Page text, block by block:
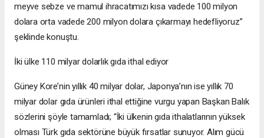
meyve sebze ve mamul ihracatımızı kısa vadede 100 milyon
dolara orta vadede 200 milyon dolara çıkarmayı hedefliyoruz”
şeklinde konuştu.
İki ülke 110 milyar dolarlık gıda ithal ediyor
Güney Kore’nin yıllık 40 milyar dolar, Japonya’nın ise yıllık 70
milyar dolar gıda ürünleri ithal ettiğine vurgu yapan Başkan Balık
sözlerini şöyle tamamladı; “İki ülkenin gıda ithalatlarının yüksek
olması Türk gıda sektörüne büyük fırsatlar sunuyor. Alım gücü